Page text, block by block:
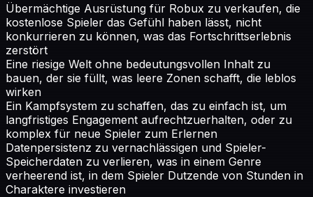
Übermächtige Ausrüstung für Robux zu verkaufen, die
kostenlose Spieler das Gefühl haben lässt, nicht
konkurrieren zu können, was das Fortschrittserlebnis
zerstört
Eine riesige Welt ohne bedeutungsvollen Inhalt zu
bauen, der sie füllt, was leere Zonen schafft, die leblos
wirken
Ein Kampfsystem zu schaffen, das zu einfach ist, um
langfristiges Engagement aufrechtzuerhalten, oder zu
komplex für neue Spieler zum Erlernen
Datenpersistenz zu vernachlässigen und Spieler-
Speicherdaten zu verlieren, was in einem Genre
verheerend ist, in dem Spieler Dutzende von Stunden in
Charaktere investieren